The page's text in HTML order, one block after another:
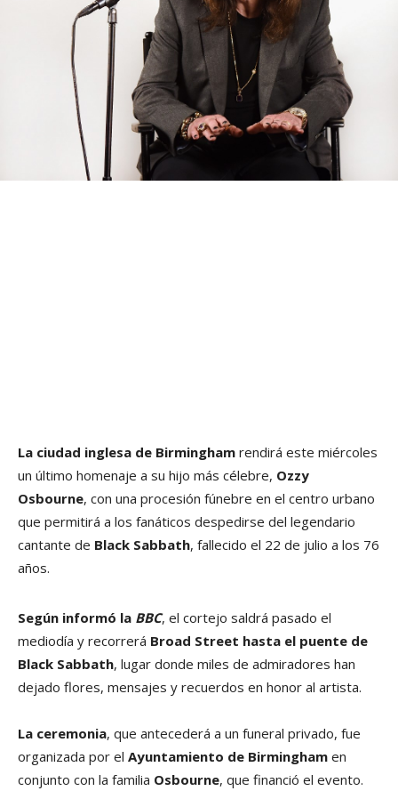
La ciudad inglesa de Birmingham rendirá este miércoles
un último homenaje a su hijo más célebre, Ozzy
Osbourne, con una procesión fúnebre en el centro urbano
que permitirá a los fanáticos despedirse del legendario
cantante de Black Sabbath, fallecido el 22 de julio a los 76
años.
Según informó la BBC, el cortejo saldrá pasado el
mediodía y recorrerá Broad Street hasta el puente de
Black Sabbath, lugar donde miles de admiradores han
dejado flores, mensajes y recuerdos en honor al artista.
La ceremonia, que antecederá a un funeral privado, fue
organizada por el Ayuntamiento de Birmingham en
conjunto con la familia Osbourne, que financió el evento.